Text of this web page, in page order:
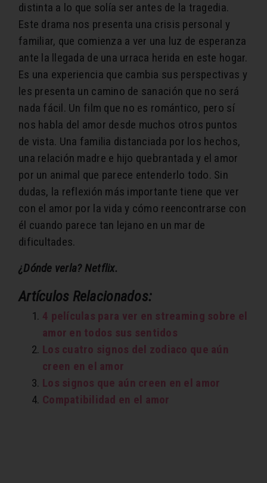
distinta a lo que solía ser antes de la tragedia.
Este drama nos presenta una crisis personal y
familiar, que comienza a ver una luz de esperanza
ante la llegada de una urraca herida en este hogar.
Es una experiencia que cambia sus perspectivas y
les presenta un camino de sanación que no será
nada fácil. Un film que no es romántico, pero sí
nos habla del amor desde muchos otros puntos
de vista. Una familia distanciada por los hechos,
una relación madre e hijo quebrantada y el amor
por un animal que parece entenderlo todo. Sin
dudas, la reflexión más importante tiene que ver
con el amor por la vida y cómo reencontrarse con
él cuando parece tan lejano en un mar de
dificultades.
¿Dónde verla? Netflix.
Artículos Relacionados:
4 películas para ver en streaming sobre el
amor en todos sus sentidos
Los cuatro signos del zodiaco que aún
creen en el amor
Los signos que aún creen en el amor
Compatibilidad en el amor